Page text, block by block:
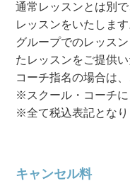
通常レッスンとは別
レッスンをいたします
グループでのレッス
たレッスンをご提供い
コーチ指名の場合は
※スクール・コーチに
※全て税込表記となり
キャンセル料